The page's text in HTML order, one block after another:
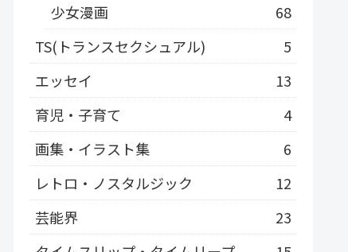
少女漫画
68
TS(トランスセクシュアル)
5
エッセイ
13
育児・子育て
4
画集・イラスト集
6
レトロ・ノスタルジック
12
芸能界
23